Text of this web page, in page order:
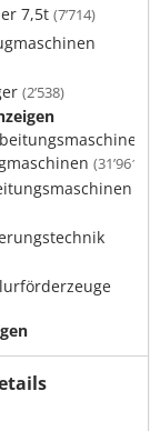
7,5t (7’714)
(2’538)
(31’961)